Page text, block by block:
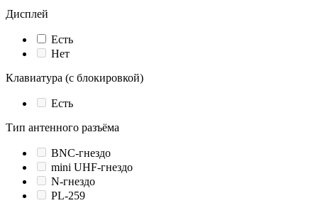
Дисплей
Есть
Нет
Клавиатура (с блокировкой)
Есть
Тип антенного разъёма
BNC-гнездо
mini UHF-гнездо
N-гнездо
PL-259